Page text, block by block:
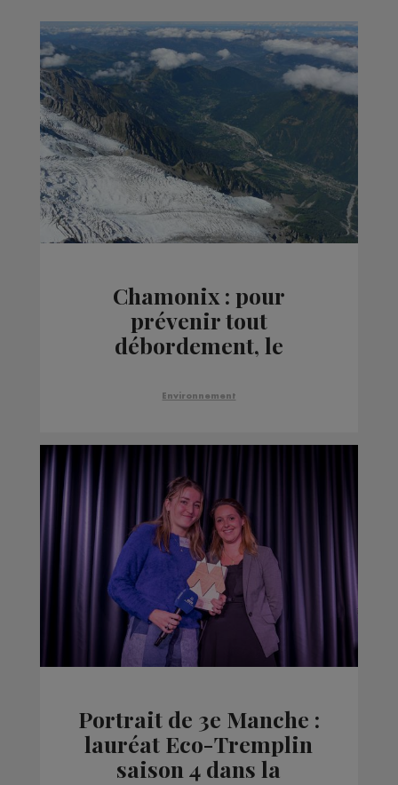
Chamonix : pour
prévenir tout
débordement, le
glaciaire des Bossons a
Environnement
Portrait de 3e Manche :
lauréat Eco-Tremplin
saison 4 dans la